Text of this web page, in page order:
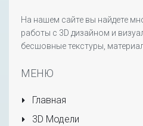
На нашем сайте вы найдете
работы с 3D дизайном и
бесшовные текстуры,
МЕНЮ
Главная
3D Модели